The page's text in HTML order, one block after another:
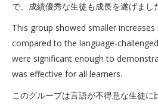
で、成績優秀な生徒も成長を遂げまし
This group showed smaller
compared to the language-
were significant enough to
was effective for all learners.
このグループは言語が不得意な生徒に